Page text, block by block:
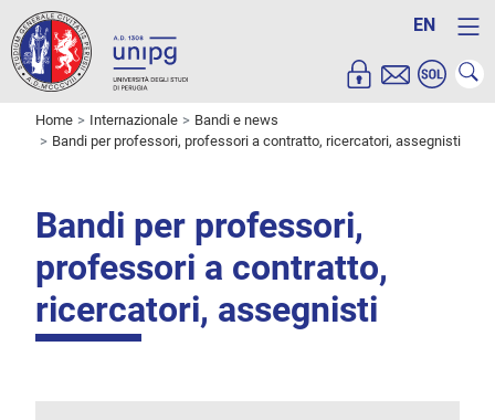
EN
Home Internazionale
Bandi e news
Bandi per professori, professori a contratto, ricercatori, assegnisti
Bandi per professori,
professori a contratto,
ricercatori, assegnisti